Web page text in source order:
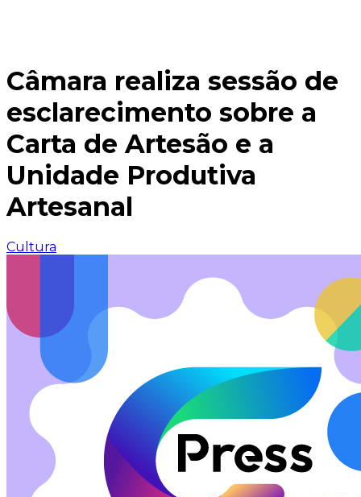
Câmara realiza sessão de
esclarecimento sobre a
Carta de Artesão e a
Unidade Produtiva
Artesanal
Cultura